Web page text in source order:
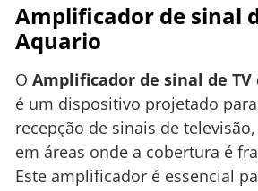
Amplificador de sinal
Aquario
O Amplificador de sinal de
é um dispositivo projetado
recepção de sinais de
em áreas onde a cobertura é
Este amplificador é essencial